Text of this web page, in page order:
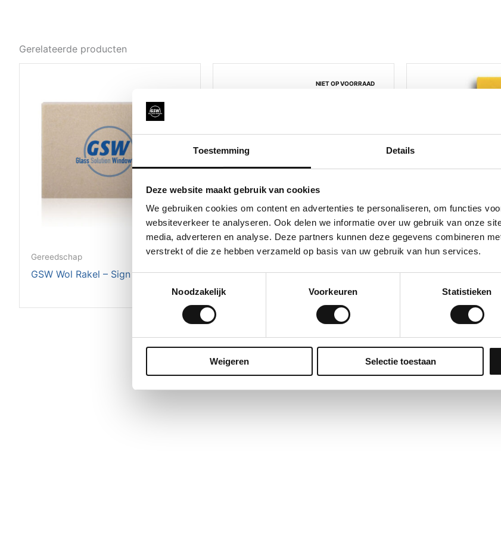
Toestemming Details
Deze website maakt gebruik van cookies
We gebruiken cookies om content en advertenties te personaliseren, om functies
websiteverkeer te analyseren. Ook delen we informatie over uw gebruik van onze
media, adverteren en analyse. Deze partners kunnen deze gegevens combineren
verstrekt of die ze hebben verzameld op basis van uw gebruik van hun services.
Noodzakelijk
Voorkeuren Statistieken
Weigeren Selectie toestaan
Gerelateerde producten
Gereedschap
GSW Wol Rakel – Sign en Auto
NIET OP VOORRAAD
Gereedschap
GSW RVS Raamwisser 35cm
Gereedschap
OLFA